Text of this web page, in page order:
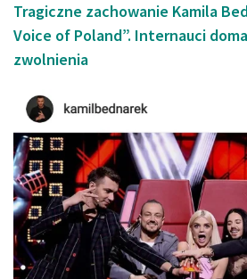
Tragiczne zachowanie Kamila
Voice of Poland”. Internauci
zwolnienia